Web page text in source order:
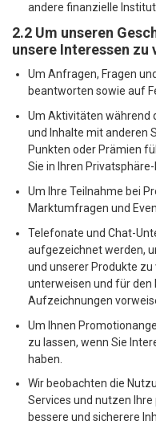
andere finanzielle
2.2 Um unseren
unsere Interessen zu
Um Anfragen, Fragen
beantworten sowie auf
Um Aktivitäten während
und Inhalte mit anderen
Punkten oder Prämien
Sie in Ihren
Um Ihre Teilnahme bei
Marktumfragen und
Telefonate und Chat-
aufgezeichnet werden,
und unserer Produkte
unterweisen und für den
Aufzeichnungen
Um Ihnen
zu lassen, wenn Sie
haben.
Wir beobachten die
Services und nutzen
bessere und sicherere